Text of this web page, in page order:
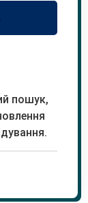
пошук,